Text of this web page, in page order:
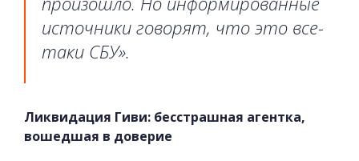
источники говорят, что это все-
таки СБУ».
Ликвидация Гиви: бесстрашная агентка,
вошедшая в доверие